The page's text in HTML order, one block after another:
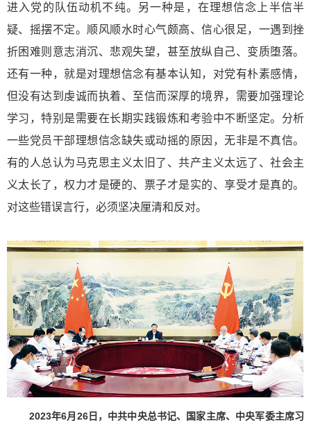
进入党的队伍动机不纯。另一种是，在理想信念上半信半
疑、摇摆不定。顺风顺水时心气颇高、信心很足，一遇到挫
折困难则意志消沉、悲观失望，甚至放纵自己、变质堕落。
还有一种，就是对理想信念有基本认知，对党有朴素感情，
但没有达到虔诚而执着、至信而深厚的境界，需要加强理论
学习，特别是需要在长期实践锻炼和考验中不断坚定。分析
一些党员干部理想信念缺失或动摇的原因，无非是不真信。
有的人总认为马克思主义太旧了、共产主义太远了、社会主
义太长了，权力才是硬的、票子才是实的、享受才是真的。
对这些错误言行，必须坚决厘清和反对。
2023年6月26日，中共中央总书记、国家主席、中央军委主席习